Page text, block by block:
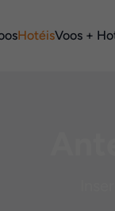
HotéisVoos +